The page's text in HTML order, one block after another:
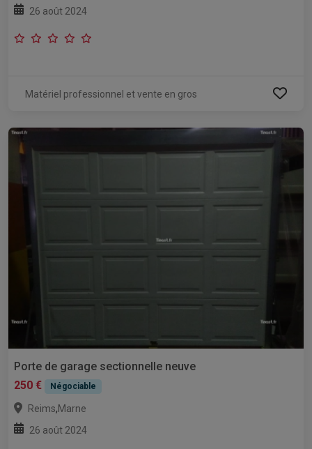
26 août 2024
Matériel professionnel et vente en gros
Porte de garage sectionnelle neuve
250 €
Négociable
Reims,Marne
26 août 2024